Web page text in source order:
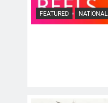
FEATURED NATIONAL